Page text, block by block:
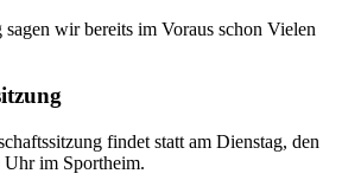
wir bereits im Voraus schon Vielen
findet statt am Dienstag, den
im Sportheim.